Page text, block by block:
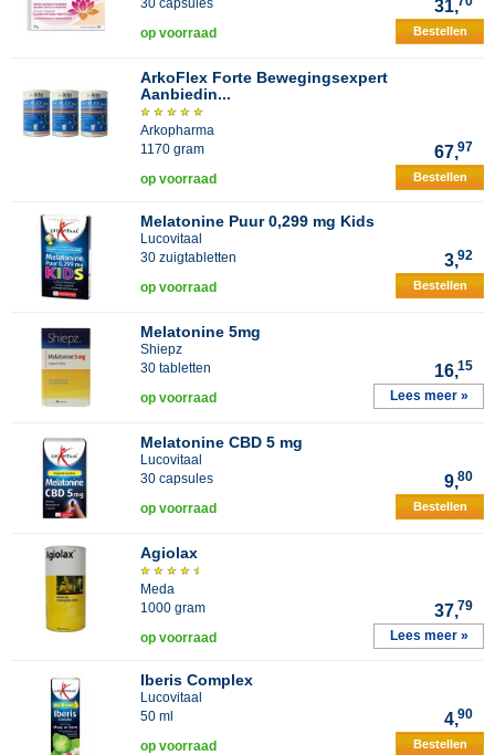
30 capsules
31,
op voorraad Bestellen
ArkoFlex Forte Bewegingsexpert
Aanbiedin...
Arkopharma
1170 gram
67,97
op voorraad Bestellen
Melatonine Puur 0,299 mg Kids
Lucovitaal
30 zuigtabletten
3,92
op voorraad Bestellen
Melatonine 5mg
Shiepz
30 tabletten
16,15
op voorraad Lees meer »
Melatonine CBD 5 mg
Lucovitaal
30 capsules
9,80
op voorraad Bestellen
Agiolax
Meda
1000 gram
37,79
op voorraad Lees meer »
Iberis Complex
Lucovitaal
50 ml
4,90
op voorraad Bestellen